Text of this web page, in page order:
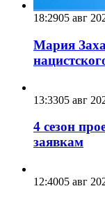
18:2905 авг
Мария
13:3305 авг
4 сезон
заявкам
12:4005 авг